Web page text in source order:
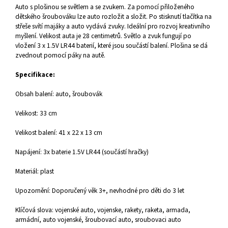
Auto s plošinou se světlem a se zvukem. Za pomocí přiloženého
dětského šroubováku lze auto rozložit a složit. Po stisknutí tlačítka na
střeše svítí majáky a auto vydává zvuky. Ideální pro rozvoj kreativního
myšlení. Velikost auta je 28 centimetrů. Světlo a zvuk fungují po
vložení 3 x 1.5V LR44 baterií, které jsou součástí balení. Plošina se dá
zvednout pomocí páky na autě.
Specifikace:
Obsah balení: auto, šroubovák
Velikost: 33 cm
Velikost balení: 41 x 22 x 13 cm
Napájení: 3x baterie 1.5V LR44 (součástí hračky)
Materiál: plast
Upozornění: Doporučený věk 3+, nevhodné pro děti do 3 let
Klíčová slova: vojenské auto, vojenske, rakety, raketa, armada,
armádní, auto vojenské, šroubovací auto, sroubovaci auto